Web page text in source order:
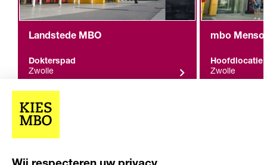
Landstede MBO
Dokterspad
Zwolle
mbo
Hoofdlocatie
Zwolle